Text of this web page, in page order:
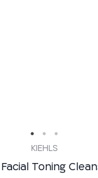
KIEHLS
Toning